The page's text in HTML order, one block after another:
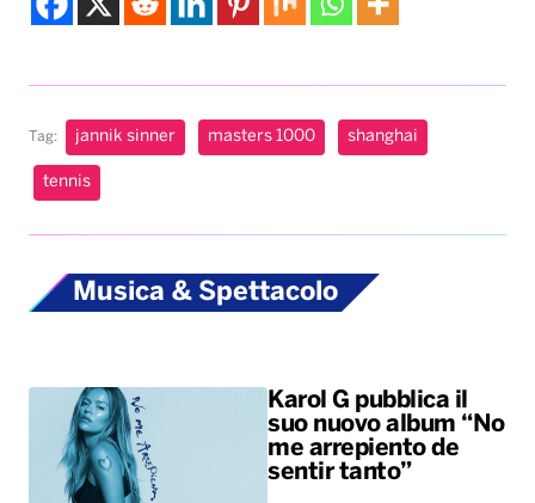
Tag: jannik sinner masters 1000 shanghai
tennis
Musica & Spettacolo
Karol G pubblica il
suo nuovo album “No
me arrepiento de
sentir tanto”